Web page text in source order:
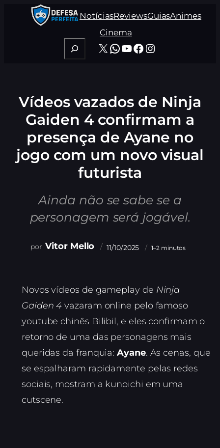
NotíciasReviewsGuiasAnimes
Cinema
Pesquisar
X WhatsApp
Youtube
Facebook
Instagram
Vídeos vazados de Ninja
Gaiden 4 confirmam a
presença de Ayane no
jogo com um novo visual
futurista
Ainda não se sabe se a
personagem será jogável.
Vitor Mello 11/10/2025 1–2 minutos
Novos vídeos de gameplay de Ninja
Gaiden 4 vazaram online pelo famoso
youtube chinês Bilibil, e eles confirmam o
retorno de uma das personagens mais
queridas da franquia:Ayane. As cenas, que
se espalharam rapidamente pelas redes
sociais, mostram a kunoichi em uma
cutscene.